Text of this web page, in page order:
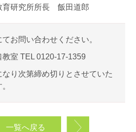
育研究所所長 飯田道郎
お問い合わせください。
教室 TEL 0120-17-1359
り次第締め切りとさせていた
一覧へ戻る